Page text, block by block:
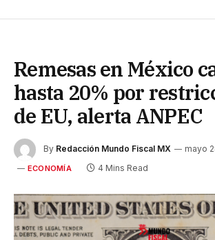
Remesas en México
hasta 20% por
de EU, alerta ANPEC
By Redacción Mundo Fiscal MX mayo
ECONOMÍA 4 Mins Read